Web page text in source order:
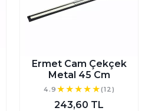
Ermet Cam Çekçek
Metal 45 Cm
4.9 (12)
243,60 TL